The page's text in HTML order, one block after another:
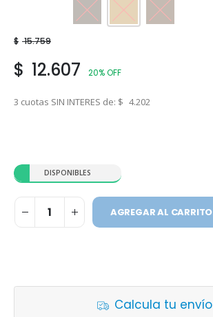
Marrón Ocre Tabaco
$ 15.759
$ 12.607 20% OFF
3 cuotas SIN INTERES de: $ 4.202
DISPONIBLES
AGREGAR AL CARRITO
Calcula tu envío